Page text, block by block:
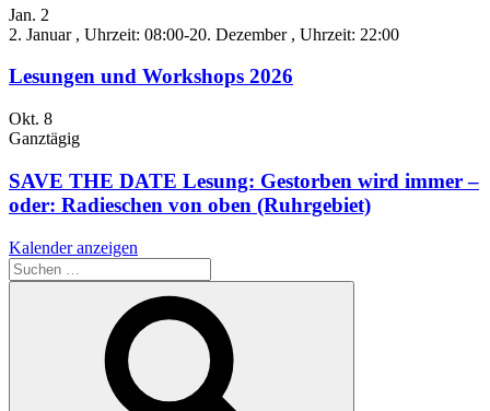
Jan. 2
2. Januar , Uhrzeit: 08:00-20. Dezember , Uhrzeit: 22:00
Lesungen und Workshops 2026
Okt. 8
Ganztägig
SAVE THE DATE Lesung: Gestorben wird immer –
oder: Radieschen von oben (Ruhrgebiet)
Kalender anzeigen
Suche
nach: